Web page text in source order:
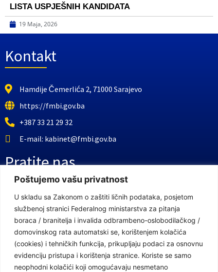
Poštujemo vašu privatnost
U skladu sa Zakonom o zaštiti ličnih podataka, posjetom
službenoj stranici Federalnog ministarstva za pitanja
boraca / branitelja i invalida odbrambeno-oslobodilačkog /
domovinskog rata automatski se, korištenjem kolačića
(cookies) i tehničkih funkcija, prikupljaju podaci za osnovnu
evidenciju pristupa i korištenja stranice. Koriste se samo
neophodni kolačići koji omogućavaju nesmetano
LISTA USPJEŠNIH KANDIDATA
19 Maja, 2026
Kontakt
Hamdije Čemerlića 2, 71000 Sarajevo
https://fmbi.gov.ba
+387 33 21 29 32
E-mail: kabinet@fmbi.gov.ba
Pratite nas
Facebook Stranica
Youtube Kanal
Linkovi
Vlada Federacije Bosne i Hercegovine